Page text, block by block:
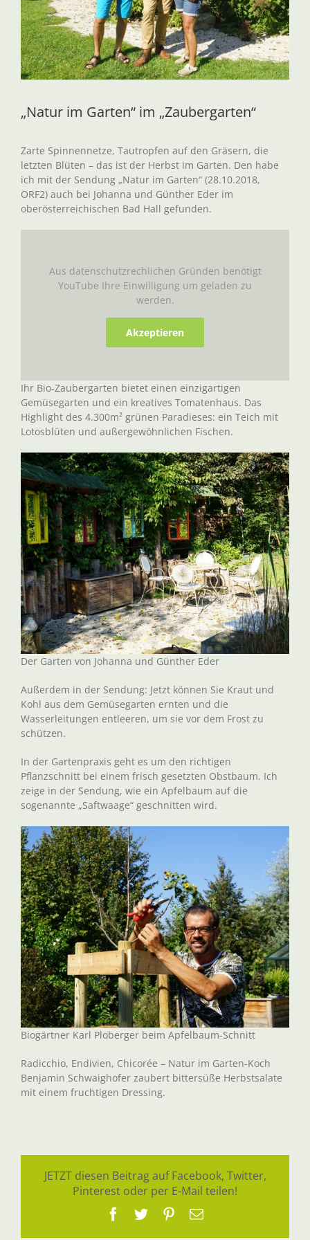
„Natur im Garten“ im „Zaubergarten“
Zarte Spinnennetze, Tautropfen auf den Gräsern, die
letzten Blüten – das ist der Herbst im Garten. Den habe
ich mit der Sendung „Natur im Garten“ (28.10.2018,
ORF2) auch bei Johanna und Günther Eder im
oberösterreichischen Bad Hall gefunden.
Aus datenschutzrechlichen Gründen benötigt
YouTube Ihre Einwilligung um geladen zu
werden.
Akzeptieren
Ihr Bio-Zaubergarten bietet einen einzigartigen
Gemüsegarten und ein kreatives Tomatenhaus. Das
Highlight des 4.300m² grünen Paradieses: ein Teich mit
Lotosblüten und außergewöhnlichen Fischen.
Der Garten von Johanna und Günther Eder
Außerdem in der Sendung: Jetzt können Sie Kraut und
Kohl aus dem Gemüsegarten ernten und die
Wasserleitungen entleeren, um sie vor dem Frost zu
schützen.
In der Gartenpraxis geht es um den richtigen
Pflanzschnitt bei einem frisch gesetzten Obstbaum. Ich
zeige in der Sendung, wie ein Apfelbaum auf die
sogenannte „Saftwaage“ geschnitten wird.
Biogärtner Karl Ploberger beim Apfelbaum-Schnitt
Radicchio, Endivien, Chicorée – Natur im Garten-Koch
Benjamin Schwaighofer zaubert bittersüße Herbstsalate
mit einem fruchtigen Dressing.
JETZT diesen Beitrag auf Facebook, Twitter,
Pinterest oder per E-Mail teilen!
Facebook
TwitterPinterest
E-